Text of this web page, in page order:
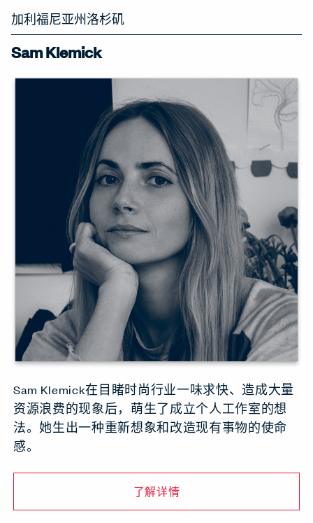
加利福尼亚州洛杉矶
Sam Klemick
Sam Klemick在目睹时尚行业一味求快、造成大量
资源浪费的现象后，萌生了成立个人工作室的想
法。她生出一种重新想象和改造现有事物的使命
感。
了解详情